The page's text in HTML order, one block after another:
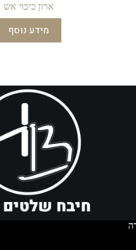
ארון כיבוי אש
מידע נוסף